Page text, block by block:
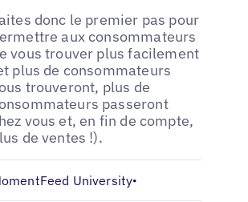
donc le premier pas pour
aux consommateurs
vous trouver plus facilement
plus de consommateurs
trouveront, plus de
passeront
vous et, en fin de compte,
de ventes !).
University•